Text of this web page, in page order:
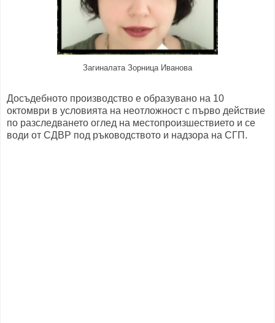
Загиналата Зорница Иванова
Досъдебното производство е образувано на 10
октомври в условията на неотложност с първо действие
по разследването оглед на местопроизшествието и се
води от СДВР под ръководството и надзора на СГП.